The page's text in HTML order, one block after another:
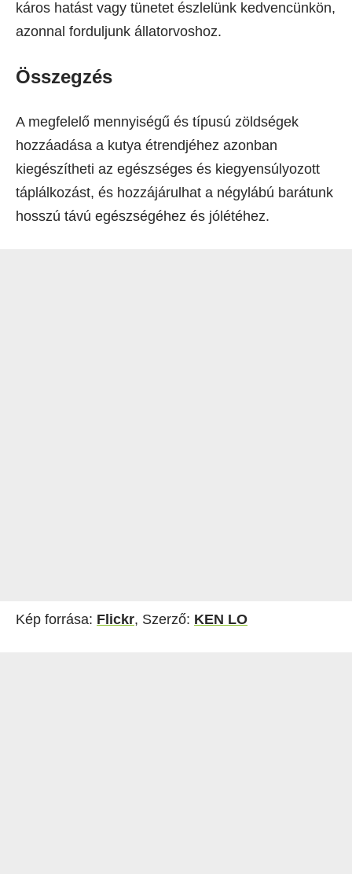
káros hatást vagy tünetet észlelünk kedvencünkön,
azonnal forduljunk állatorvoshoz.
Összegzés
A megfelelő mennyiségű és típusú zöldségek
hozzáadása a kutya étrendjéhez azonban
kiegészítheti az egészséges és kiegyensúlyozott
táplálkozást, és hozzájárulhat a négylábú barátunk
hosszú távú egészségéhez és jólétéhez.
Kép forrása: Flickr, Szerző: KEN LO